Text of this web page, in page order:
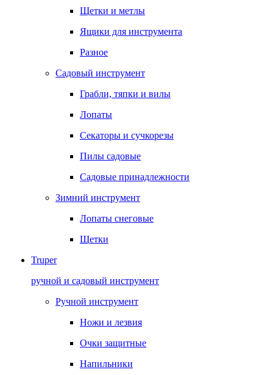
Щетки и метлы
Ящики для инструмента
Разное
Садовый инструмент
Грабли, тяпки и вилы
Лопаты
Секаторы и сучкорезы
Пилы садовые
Садовые принадлежности
Зимний инструмент
Лопаты снеговые
Щетки
Truper
ручной и садовый инструмент
Ручной инструмент
Ножи и лезвия
Очки защитные
Напильники